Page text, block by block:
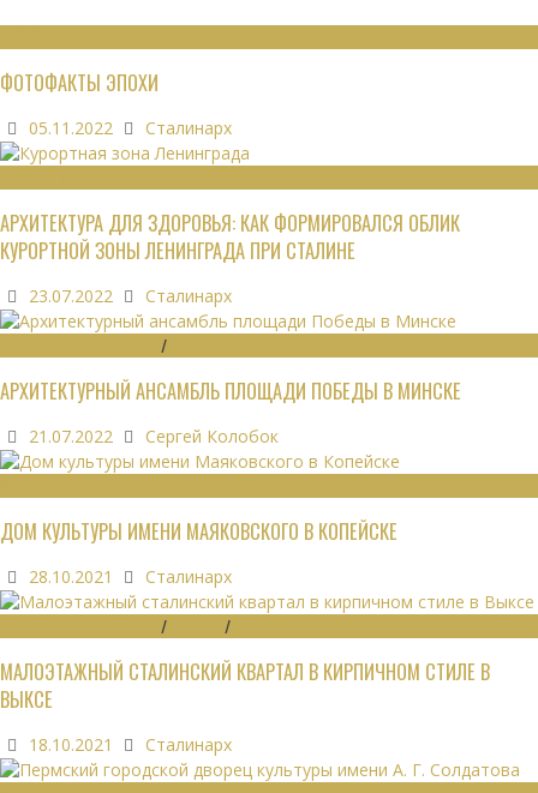
ФОТОФАКТЫ ЭПОХИ
05.11.2022 Сталинарх
АРХИТЕКТУРА ДЛЯ ЗДОРОВЬЯ: КАК ФОРМИРОВАЛСЯ ОБЛИК
КУРОРТНОЙ ЗОНЫ ЛЕНИНГРАДА ПРИ СТАЛИНЕ
23.07.2022 Сталинарх
/
АРХИТЕКТУРНЫЙ АНСАМБЛЬ ПЛОЩАДИ ПОБЕДЫ В МИНСКЕ
21.07.2022 Сергей Колобок
ДОМ КУЛЬТУРЫ ИМЕНИ МАЯКОВСКОГО В КОПЕЙСКЕ
28.10.2021 Сталинарх
/ /
МАЛОЭТАЖНЫЙ СТАЛИНСКИЙ КВАРТАЛ В КИРПИЧНОМ СТИЛЕ В
ВЫКСЕ
18.10.2021 Сталинарх